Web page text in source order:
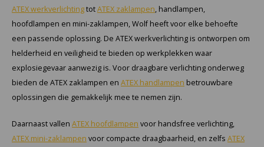
ATEX werkverlichtingtotATEX zaklampen, handlampen,
hoofdlampen en mini-zaklampen, Wolf heeft voor elke behoefte
een passende oplossing. De ATEX werkverlichting is ontworpen om
helderheid en veiligheid te bieden op werkplekken waar
explosiegevaar aanwezig is. Voor draagbare verlichting onderweg
bieden de ATEX zaklampen en ATEX handlampen betrouwbare
oplossingen die gemakkelijk mee te nemen zijn.
Daarnaast vallen ATEX hoofdlampen voor handsfree verlichting,
ATEX mini-zaklampen voor compacte draagbaarheid, en zelfs ATEX